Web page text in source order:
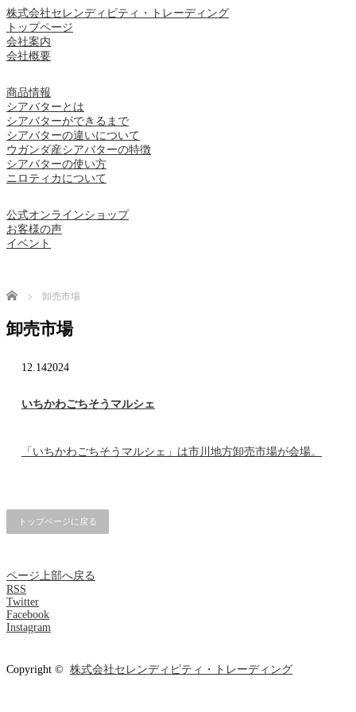
株式会社セレンディピティ・トレーディング
トップページ
会社案内
会社概要
商品情報
シアバターとは
シアバターができるまで
シアバターの違いについて
ウガンダ産シアバターの特徴
シアバターの使い方
ニロティカについて
公式オンラインショップ
お客様の声
イベント
Home 卸売市場
卸売市場
12.142024
いちかわごちそうマルシェ
「いちかわごちそうマルシェ」は市川地方卸売市場が会場。
トップページに戻る
ページ上部へ戻る
RSS
Twitter
Facebook
Instagram
Copyright © 株式会社セレンディピティ・トレーディング